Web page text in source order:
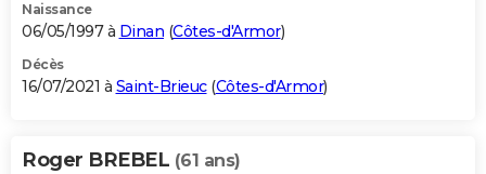
Naissance
06/05/1997 à Dinan (Côtes-d'Armor)
Décès
16/07/2021 à Saint-Brieuc(Côtes-d'Armor)
Roger BREBEL (61 ans)